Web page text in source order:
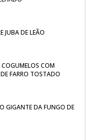
JUBA DE LEÃO
COM
FARRO TOSTADO
GIGANTE DA FUNGO DE